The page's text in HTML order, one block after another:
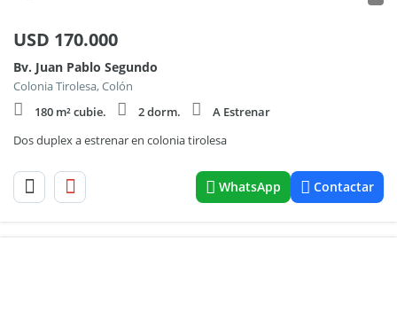
USD 170.000
Bv. Juan Pablo Segundo
Colonia Tirolesa, Colón
180 m² cubie.
2 dorm.
A Estrenar
Dos duplex a estrenar en colonia tirolesa
WhatsApp Contactar